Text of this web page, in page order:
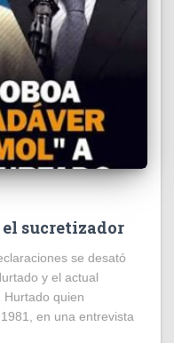
sucretizador
se desató
y el actual
Hurtado quien
en una entrevista